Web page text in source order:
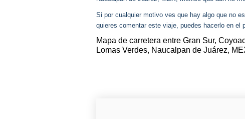
Si por cualquier motivo ves que hay algo que no
quieres comentar este viaje, puedes hacerlo en el
Mapa de carretera entre Gran Sur,
Lomas Verdes, Naucalpan de Juárez,